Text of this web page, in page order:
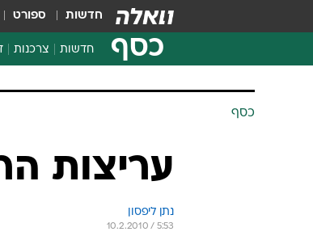
חדשות ספורט
כסף חדשות צרכנות
צרכנות
כסף
עריצות
נתן ליפסון
10.2.2010 / 5:53